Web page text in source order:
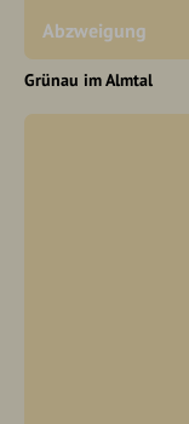
Abzweigung
Grünau im Almtal